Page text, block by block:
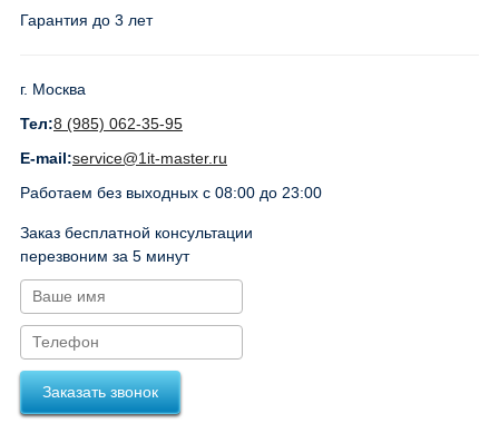
Гарантия до 3 лет
г. Москва
Тел:8 (985) 062-35-95
E-mail:service@1it-master.ru
Работаем без выходных с 08:00 до 23:00
Заказ бесплатной консультации
перезвоним за 5 минут
Заказать звонок